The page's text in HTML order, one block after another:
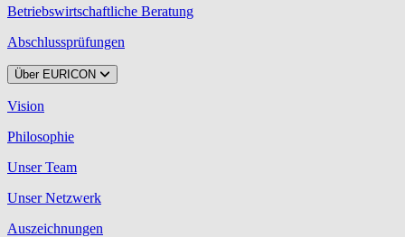
Betriebswirtschaftliche Beratung
Abschlussprüfungen
Über EURICON
Vision
Philosophie
Unser Team
Unser Netzwerk
Auszeichnungen